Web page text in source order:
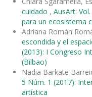
cuidado , AusArt:
para un ecosistema
Adriana Román
escondida y el
(2013): I Congreso
(Bilbao)
Nadia Barkate
5 Núm. 1 (2017):
artística